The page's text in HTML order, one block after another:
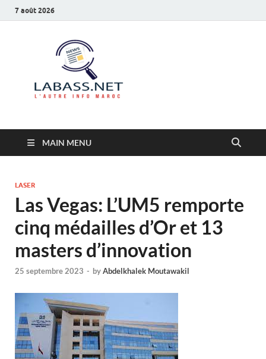
7 août 2026
MAIN MENU
LASER
Las Vegas: L’UM5 remporte
cinq médailles d’Or et 13
masters d’innovation
25 septembre 2023 - byAbdelkhalek Moutawakil